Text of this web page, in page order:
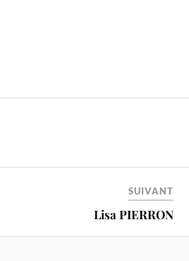
SUIVANT
Lisa PIERRON